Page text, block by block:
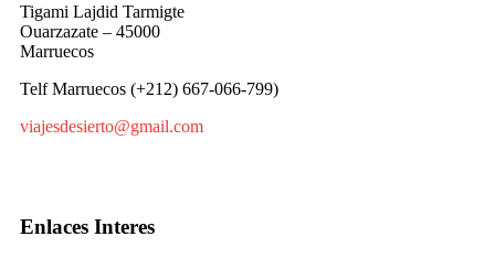
Tigami Lajdid Tarmigte
Ouarzazate – 45000
Marruecos
Telf Marruecos (+212) 667-066-799)
viajesdesierto@gmail.com
Enlaces Interes